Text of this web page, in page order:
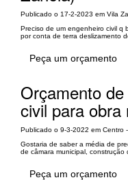
Publicado o 17-2-2023 em Vila
Preciso de um engenheiro civil q
por conta de terra deslizamento
Peça um orçamento
Orçamento
civil para obra
Publicado o 9-3-2022 em Centro
Gostaria de saber a média de
de câmara municipal, construção
Peça um orçamento